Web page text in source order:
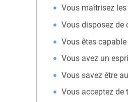
Vous maîtrisez les
Vous disposez de
Vous êtes
Vous avez un
Vous savez être
Vous acceptez de